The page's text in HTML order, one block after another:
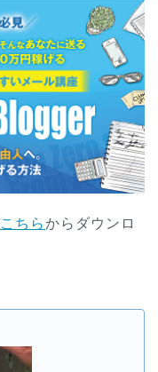
こちらからダウンロ